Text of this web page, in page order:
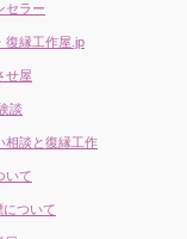
セラー
復縁工作屋.jp
せ屋
談
相談と復縁工作
いて
ついて